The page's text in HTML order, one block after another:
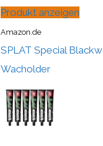
Produkt anzeigen
Amazon.de
SPLAT Special
Wacholder